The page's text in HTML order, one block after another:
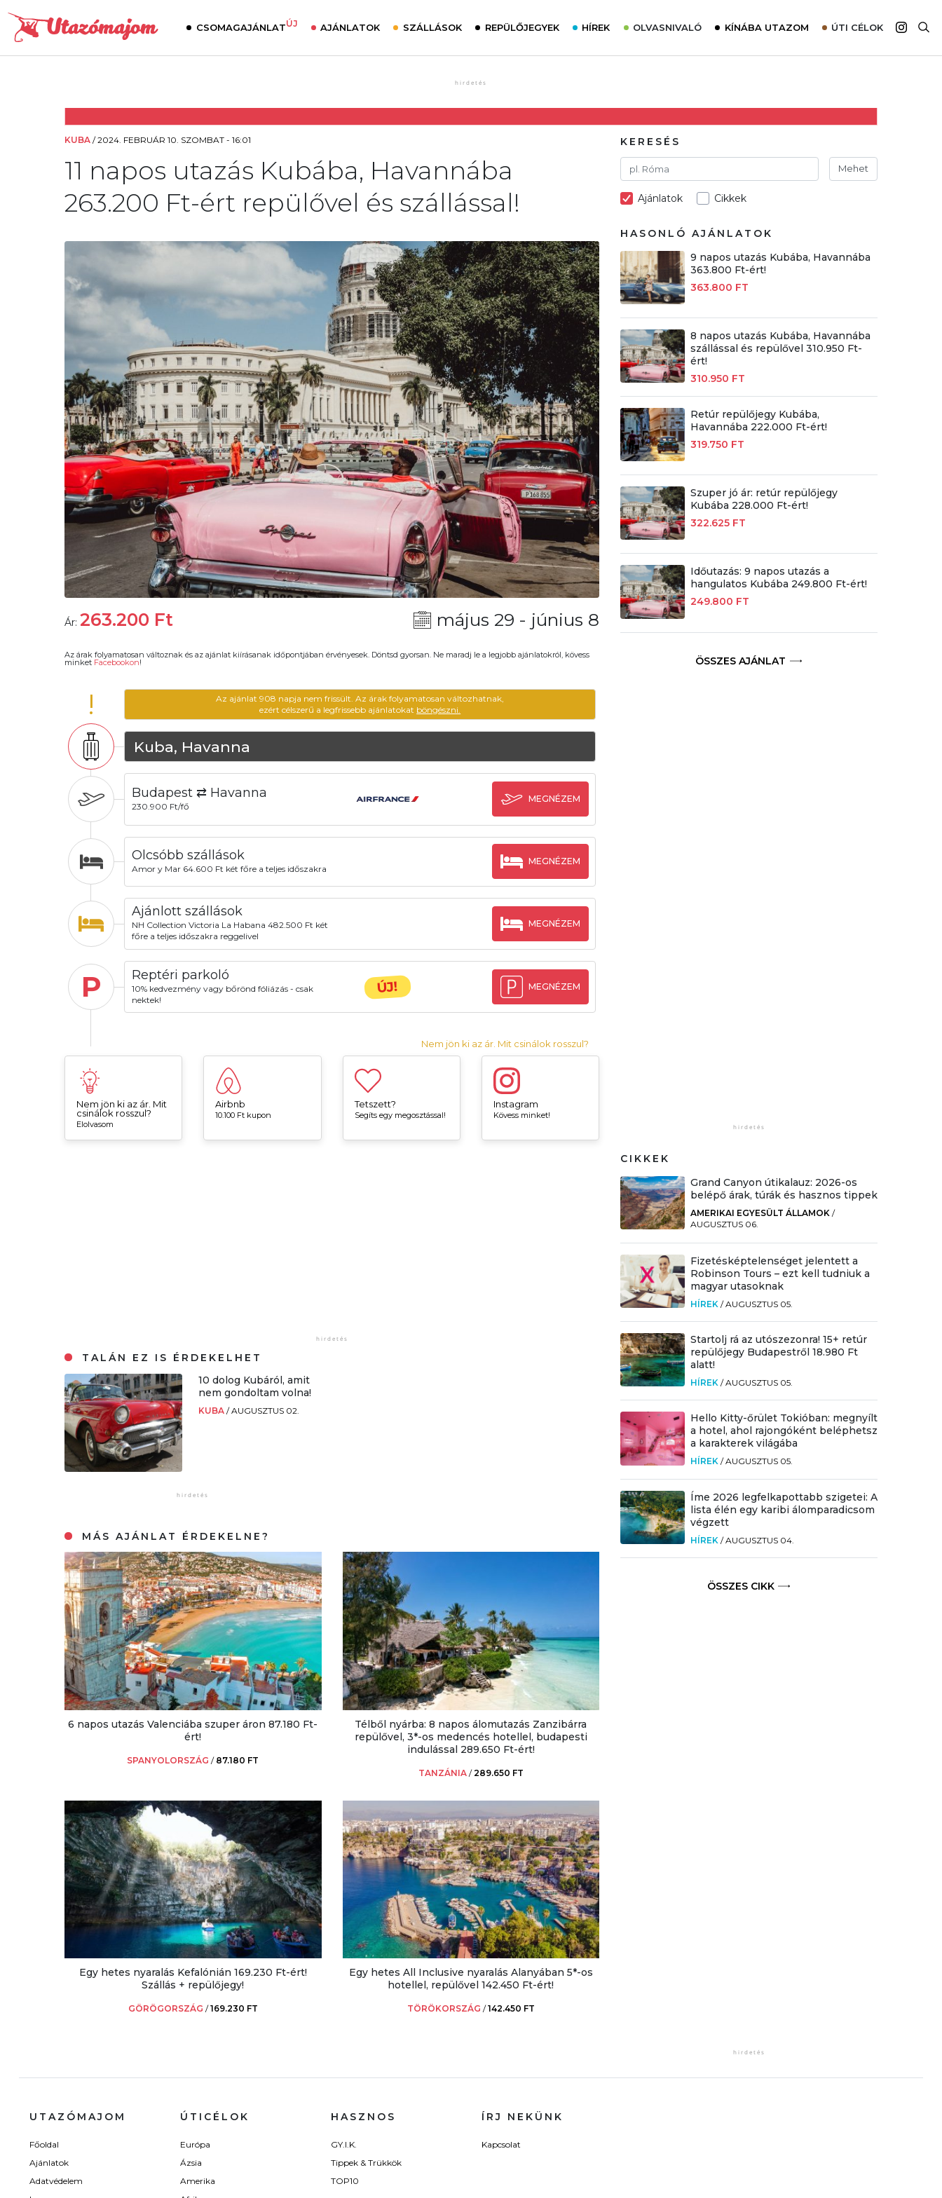
CSOMAGAJÁNLATÚJ AJÁNLATOK SZÁLLÁSOK REPÜLŐJEGYEK HÍREK OLVASNIVALÓ
Utazómajom – CitySIM kártya a világutazóknak
Élménybeszámolók
Szállodalátogatás
Sajtómegjelenések
KÍNÁBA UTAZOM ÚTI CÉLOK
Afrika
KUBA /2024. FEBRUÁR 10. SZOMBAT - 16:01
11 napos utazás Kubába, Havannába
263.200 Ft-ért repülővel és szállással!
Ár: 263.200 Ft május 29 - június 8
Az árak folyamatosan változnak és az ajánlat kiírásanak időpontjában érvényesek. Döntsd gyorsan. Ne maradj le a legjobb ajánlatokról, kövess
minket Facebookon!
!
Az ajánlat 908 napja nem frissült. Az árak folyamatosan változhatnak,
ezért célszerű a legfrissebb ajánlatokat böngészni.
Kuba, Havanna
Budapest ⇄ Havanna
230.900 Ft/fő
MEGNÉZEM
Olcsóbb szállások
Amor y Mar 64.600 Ft két főre a teljes időszakra
MEGNÉZEM
Ajánlott szállások
NH Collection Victoria La Habana 482.500 Ft két
főre a teljes időszakra reggelivel
MEGNÉZEM
P Reptéri parkoló
10% kedvezmény vagy bőrönd fóliázás - csak
nektek!
ÚJ! MEGNÉZEM
Nem jön ki az ár. Mit csinálok rosszul?
Nem jön ki az ár. Mit
csinálok rosszul?
Elolvasom
Airbnb
10.100 Ft kupon
Tetszett?
Segíts egy megosztással!
Instagram
Kövess minket!
TALÁN EZ IS ÉRDEKELHET
10 dolog Kubáról, amit
nem gondoltam volna!
KUBA/AUGUSZTUS 02.
MÁS AJÁNLAT ÉRDEKELNE?
6 napos utazás Valenciába szuper áron 87.180 Ft-
ért!
SPANYOLORSZÁG / 87.180 FT
Télből nyárba: 8 napos álomutazás Zanzibárra
repülővel, 3*-os medencés hotellel, budapesti
indulással 289.650 Ft-ért!
TANZÁNIA /289.650 FT
Egy hetes nyaralás Kefalónián 169.230 Ft-ért!
Szállás + repülőjegy!
GÖRÖGORSZÁG /169.230 FT
Egy hetes All Inclusive nyaralás Alanyában 5*-os
hotellel, repülővel 142.450 Ft-ért!
TÖRÖKORSZÁG /142.450 FT
KERESÉS
Mehet
Ajánlatok Cikkek
HASONLÓ AJÁNLATOK
9 napos utazás Kubába, Havannába
363.800 Ft-ért!
363.800 FT
8 napos utazás Kubába, Havannába
szállással és repülővel 310.950 Ft-
ért!
310.950 FT
Retúr repülőjegy Kubába,
Havannába 222.000 Ft-ért!
319.750 FT
Szuper jó ár: retúr repülőjegy
Kubába 228.000 Ft-ért!
322.625 FT
Időutazás: 9 napos utazás a
hangulatos Kubába 249.800 Ft-ért!
249.800 FT
ÖSSZES AJÁNLAT
CIKKEK
Grand Canyon útikalauz: 2026-os
belépő árak, túrák és hasznos tippek
AMERIKAI EGYESÜLT ÁLLAMOK /
AUGUSZTUS 06.
Fizetésképtelenséget jelentett a
Robinson Tours – ezt kell tudniuk a
magyar utasoknak
HÍREK /AUGUSZTUS 05.
Startolj rá az utószezonra! 15+ retúr
repülőjegy Budapestről 18.980 Ft
alatt!
HÍREK /AUGUSZTUS 05.
Hello Kitty-őrület Tokióban: megnyílt
a hotel, ahol rajongóként beléphetsz
a karakterek világába
HÍREK /AUGUSZTUS 05.
Íme 2026 legfelkapottabb szigetei: A
lista élén egy karibi álomparadicsom
végzett
HÍREK /AUGUSZTUS 04.
ÖSSZES CIKK
UTAZÓMAJOM
Főoldal
Ajánlatok
Adatvédelem
ÚTICÉLOK
Európa
Ázsia
Amerika
HASZNOS
GY.I.K.
Tippek & Trükkök
TOP10
ÍRJ NEKÜNK
Kapcsolat